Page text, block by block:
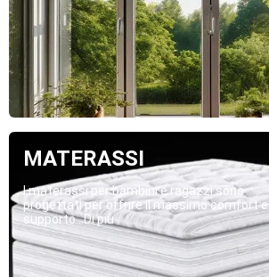
MATERASSI
I materassi per bambini e ragazzi sono
progettati per offrire il massimo comfort e
supporto...Di più